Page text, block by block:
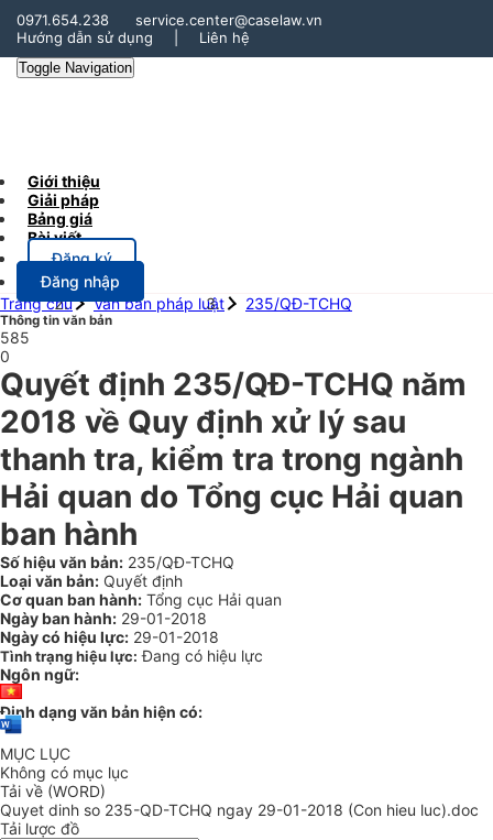
0971.654.238
service.center@caselaw.vn
Hướng dẫn sử dụng
Liên hệ
Toggle Navigation
Giới thiệu
Giải pháp
Bảng giá
Bài viết
Đăng ký
Đăng nhập
Trang chủ
Văn bản pháp luật 235/QĐ-TCHQ
Thông tin văn bản
585
0
Quyết định 235/QĐ-TCHQ năm
2018 về Quy định xử lý sau
thanh tra, kiểm tra trong ngành
Hải quan do Tổng cục Hải quan
ban hành
Số hiệu văn bản: 235/QĐ-TCHQ
Loại văn bản: Quyết định
Cơ quan ban hành: Tổng cục Hải quan
Ngày ban hành: 29-01-2018
Ngày có hiệu lực: 29-01-2018
Tình trạng hiệu lực: Đang có hiệu lực
Ngôn ngữ:
Định dạng văn bản hiện có:
MỤC LỤC
Không có mục lục
Tải về (WORD)
Quyet dinh so 235-QD-TCHQ ngay 29-01-2018 (Con hieu luc).doc
Tải lược đồ